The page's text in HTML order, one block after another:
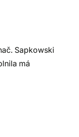
Sapkowski
má